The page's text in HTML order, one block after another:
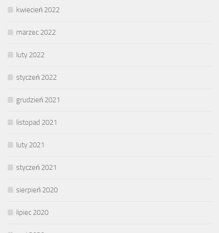
kwiecień 2022
marzec 2022
luty 2022
styczeń 2022
grudzień 2021
listopad 2021
luty 2021
styczeń 2021
sierpień 2020
lipiec 2020